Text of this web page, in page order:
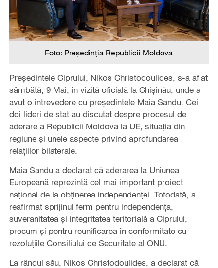
Foto: Președinția Republicii Moldova
Președintele Ciprului, Nikos Christodoulides, s-a aflat
sâmbătă, 9 Mai, în vizită oficială la Chișinău, unde a
avut o întrevedere cu președintele Maia Sandu. Cei
doi lideri de stat au discutat despre procesul de
aderare a Republicii Moldova la UE, situația din
regiune și unele aspecte privind aprofundarea
relațiilor bilaterale.
Maia Sandu a declarat că aderarea la Uniunea
Europeană reprezintă cel mai important proiect
național de la obținerea independenței. Totodată, a
reafirmat sprijinul ferm pentru independența,
suveranitatea și integritatea teritorială a Ciprului,
precum și pentru reunificarea în conformitate cu
rezoluțiile Consiliului de Securitate al ONU.
La rândul său, Nikos Christodoulides, a declarat că